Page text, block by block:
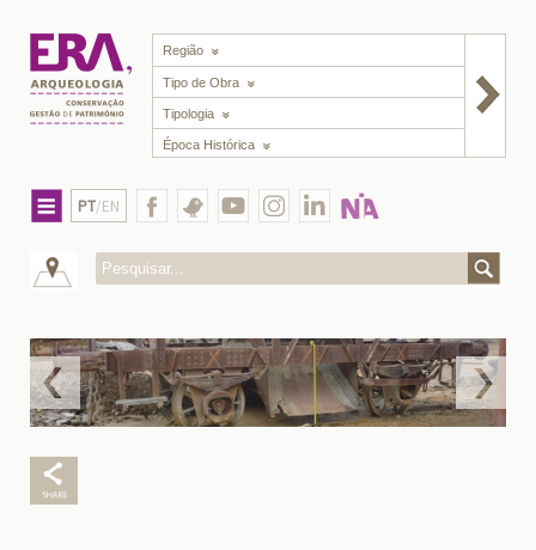
Região
Tipo de Obra
Tipologia
Época Histórica
PT/EN